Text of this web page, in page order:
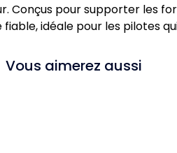
Conçus pour supporter les
idéale pour les pilotes
Vous aimerez aussi